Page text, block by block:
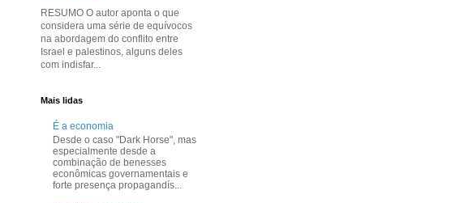
RESUMO O autor aponta o que
considera uma série de equívocos
na abordagem do conflito entre
Israel e palestinos, alguns deles
com indisfar...
Mais lidas
É a economia
Desde o caso "Dark Horse", mas
especialmente desde a
combinação de benesses
econômicas governamentais e
forte presença propagandís...